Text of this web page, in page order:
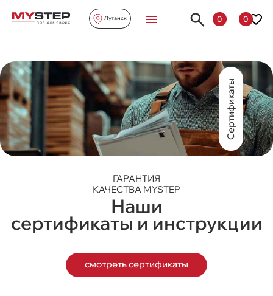
Луганск 0 0
Сертификаты
ГАРАНТИЯ
КАЧЕСТВА MYSTEP
Наши
сертификаты и инструкции
смотреть сертификаты